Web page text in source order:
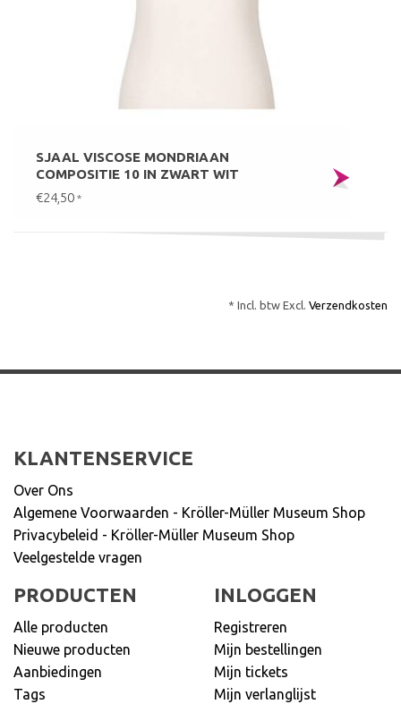
SJAAL VISCOSE MONDRIAAN
COMPOSITIE 10 IN ZWART WIT
€24,50 *
* Incl. btw Excl. Verzendkosten
KLANTENSERVICE
Over Ons
Algemene Voorwaarden - Kröller-Müller Museum Shop
Privacybeleid - Kröller-Müller Museum Shop
Veelgestelde vragen
PRODUCTEN
Alle producten
Nieuwe producten
Aanbiedingen
Tags
INLOGGEN
Registreren
Mijn bestellingen
Mijn tickets
Mijn verlanglijst